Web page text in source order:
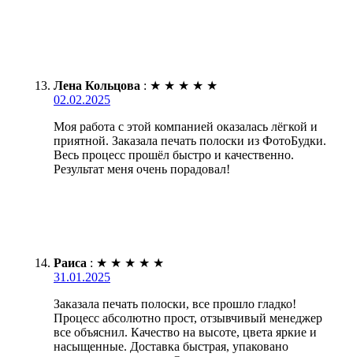
Лена Кольцова : ★ ★ ★ ★ ★
02.02.2025
Моя работа с этой компанией оказалась лёгкой и
приятной. Заказала печать полоски из ФотоБудки.
Весь процесс прошёл быстро и качественно.
Результат меня очень порадовал!
Раиса : ★ ★ ★ ★ ★
31.01.2025
Заказала печать полоски, все прошло гладко!
Процесс абсолютно прост, отзывчивый менеджер
все объяснил. Качество на высоте, цвета яркие и
насыщенные. Доставка быстрая, упаковано